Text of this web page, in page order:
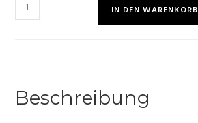
IN DEN WARENKORB
Beschreibung